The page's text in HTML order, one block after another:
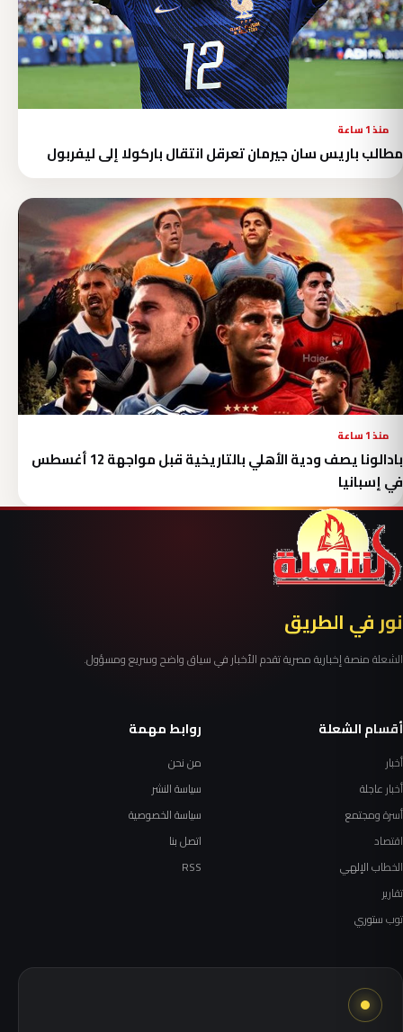
منذ 1 ساعة
مطالب باريس سان جيرمان تعرقل انتقال باركولا إلى ليفربول
منذ 1 ساعة
بادالونا يصف ودية الأهلي بالتاريخية قبل مواجهة 12 أغسطس
في إسبانيا
نور في الطريق
الشعلة منصة إخبارية مصرية تقدم الأخبار في سياق واضح وسريع ومسؤول.
أقسام الشعلة
أخبار
أخبار عاجلة
أسرة ومجتمع
اقتصاد
الخطاب الإلهي
تقارير
توب ستوري
روابط مهمة
من نحن
سياسة النشر
سياسة الخصوصية
اتصل بنا
RSS